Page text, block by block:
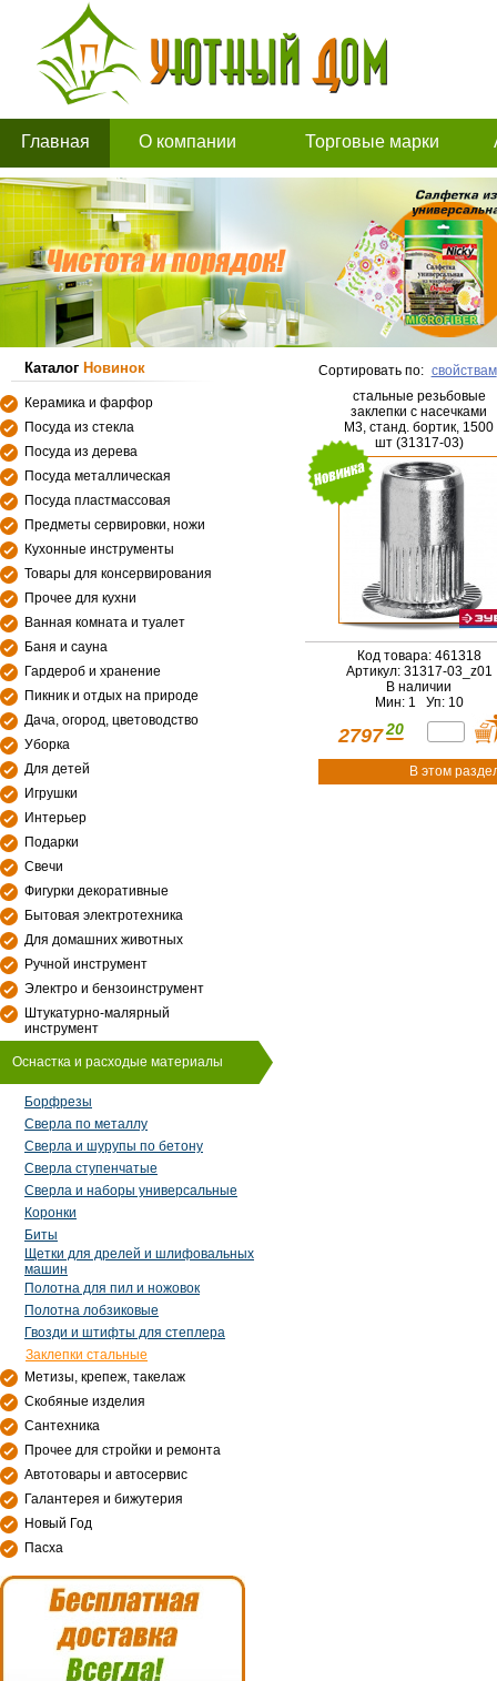
Главная О компании Торговые марки
Каталог Новинок
Керамика и фарфор
Посуда из стекла
Посуда из дерева
Посуда металлическая
Посуда пластмассовая
Предметы сервировки, ножи
Кухонные инструменты
Товары для консервирования
Прочее для кухни
Ванная комната и туалет
Баня и сауна
Гардероб и хранение
Пикник и отдых на природе
Дача, огород, цветоводство
Уборка
Для детей
Игрушки
Интерьер
Подарки
Свечи
Фигурки декоративные
Бытовая электротехника
Для домашних животных
Ручной инструмент
Электро и бензоинструмент
Штукатурно-малярный
инструмент
Оснастка и расходые материалы
Борфрезы
Сверла по металлу
Сверла и шурупы по бетону
Сверла ступенчатые
Сверла и наборы универсальные
Коронки
Биты
Щетки для дрелей и шлифовальных
машин
Полотна для пил и ножовок
Полотна лобзиковые
Гвозди и штифты для степлера
Заклепки стальные
Метизы, крепеж, такелаж
Скобяные изделия
Сантехника
Прочее для стройки и ремонта
Автотовары и автосервис
Галантерея и бижутерия
Новый Год
Пасха
Сортировать по: свойствам
стальные резьбовые
заклепки с насечками
М3, станд. бортик, 1500
шт (31317-03)
Код товара: 461318
Артикул: 31317-03_z01
В наличии
Мин: 1 Уп: 10
2797 20
В этом